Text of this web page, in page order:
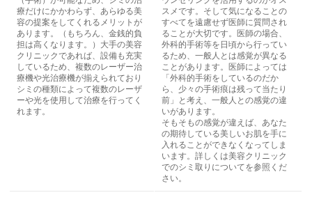
療だけにかかわらず、あらゆる美
容の提案をしてくれるメリットが
あります。（もちろん、金銭的負
担は高くなります。）大手の美容
クリニックであれば、設備も充実
しているため、複数のレーザー治
療機や光治療機が揃えられており
シミの種類によって複数のレーザ
ーや光を使用して治療を行ってく
れます。
スメです。そして気になることの
すべてを遠慮せず医師に質問され
ることが大切です。医師の場合、
外科的手術等を日頃から行ってい
るため、一般人とは感覚が異なる
ことがあります。医師によっては
「外科的手術をしているのだか
ら、少々の手術痕は残って当たり
前」と考え、一般人との感覚の違
いがあります。
そもそもの感覚が違えば、あなた
の期待している美しいお肌を手に
入れることができなくなってしま
います。詳しくは美容クリニック
でのシミ取りについてを参照くだ
さい。